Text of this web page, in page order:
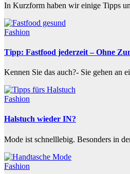
In Kurzform haben wir einige Tipps
Fashion
Tipp: Fastfood jederzeit – Ohne
Kennen Sie das auch?- Sie gehen
Fashion
Halstuch wieder IN?
Mode ist schnelllebig. Besonders in
Fashion